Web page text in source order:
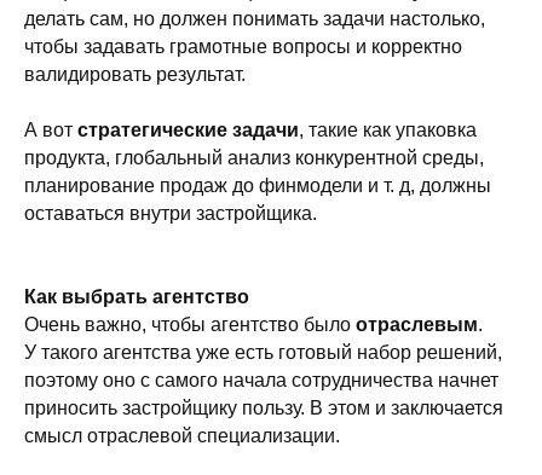
делать сам, но должен понимать задачи настолько,
чтобы задавать грамотные вопросы и корректно
валидировать результат.
А вот стратегические задачи, такие как упаковка
продукта, глобальный анализ конкурентной среды,
планирование продаж до финмодели и т. д, должны
оставаться внутри застройщика.
Как выбрать агентство
Очень важно, чтобы агентство было отраслевым.
У такого агентства уже есть готовый набор решений,
поэтому оно с самого начала сотрудничества начнет
приносить застройщику пользу. В этом и заключается
смысл отраслевой специализации.
Связаться с нами
+7 (343) 302-00-05
По вопросам коллаборации и PR
info@artsofte.digital